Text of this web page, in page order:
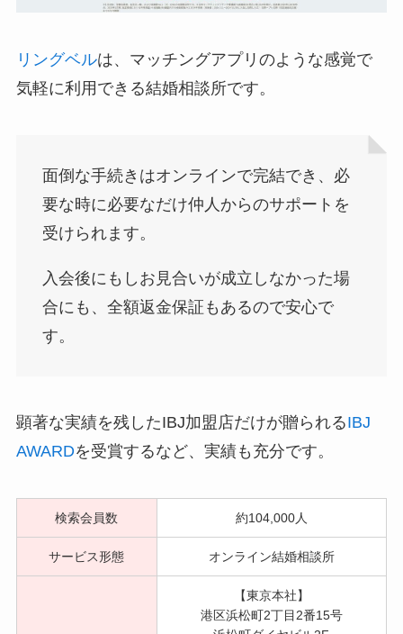
リングベルは、マッチングアプリのような感覚で
気軽に利用できる結婚相談所です。
面倒な手続きはオンラインで完結でき、必
要な時に必要なだけ仲人からのサポートを
受けられます。
入会後にもしお見合いが成立しなかった場
合にも、全額返金保証もあるので安心で
す。
顕著な実績を残したIBJ加盟店だけが贈られるIBJ
AWARDを受賞するなど、実績も充分です。
検索会員数 約104,000人
サービス形態 オンライン結婚相談所
【東京本社】
港区浜松町2丁目2番15号